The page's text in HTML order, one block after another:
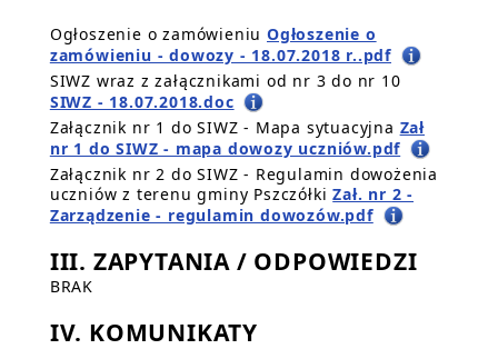
Ogłoszenie o zamówieniu Ogłoszenie o
zamówieniu - dowozy - 18.07.2018 r..pdf
SIWZ wraz z załącznikami od nr 3 do nr 10
SIWZ - 18.07.2018.doc
Załącznik nr 1 do SIWZ - Mapa sytuacyjna Zał
nr 1 do SIWZ - mapa dowozy uczniów.pdf
Załącznik nr 2 do SIWZ - Regulamin dowożenia
uczniów z terenu gminy PszczółkiZał. nr 2 -
Zarządzenie - regulamin dowozów.pdf
III. ZAPYTANIA / ODPOWIEDZI
BRAK
IV. KOMUNIKATY